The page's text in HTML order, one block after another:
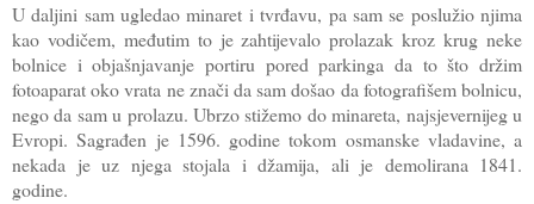
U daljini sam ugledao minaret i tvrđavu, pa sam se poslužio njima
kao vodičem, međutim to je zahtijevalo prolazak kroz krug neke
bolnice i objašnjavanje portiru pored parkinga da to što držim
fotoaparat oko vrata ne znači da sam došao da fotografišem bolnicu,
nego da sam u prolazu. Ubrzo stižemo do minareta, najsjevernijeg u
Evropi. Sagrađen je 1596. godine tokom osmanske vladavine, a
nekada je uz njega stojala i džamija, ali je demolirana 1841.
godine.